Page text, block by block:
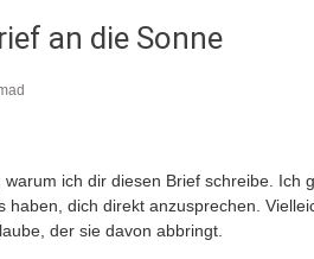
an die Sonne
ich dir diesen Brief schreibe. Ich
dich direkt anzusprechen.
der sie davon abbringt.